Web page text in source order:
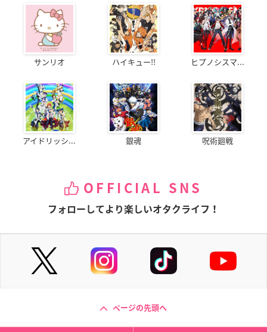
サンリオ ハイキュー!! ヒプノシスマ...
アイドリッシ... 銀魂 呪術廻戦
OFFICIAL SNS
フォローしてより楽しいオタクライフ！
ページの先頭へ